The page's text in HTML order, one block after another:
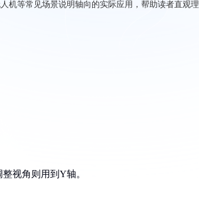
机等常见场景说明轴向的实际应用，帮助读者直观理
视角则用到Y轴。